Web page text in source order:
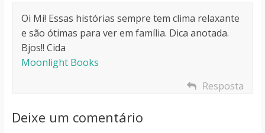
Oi Mi! Essas histórias sempre tem clima relaxante
e são ótimas para ver em família. Dica anotada.
Bjos!! Cida
Moonlight Books
Resposta
Deixe um comentário